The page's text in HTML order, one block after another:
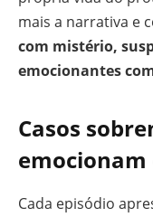
mais a narrativa e
com mistério,
emocionantes
Casos
emocionam
Cada episódio